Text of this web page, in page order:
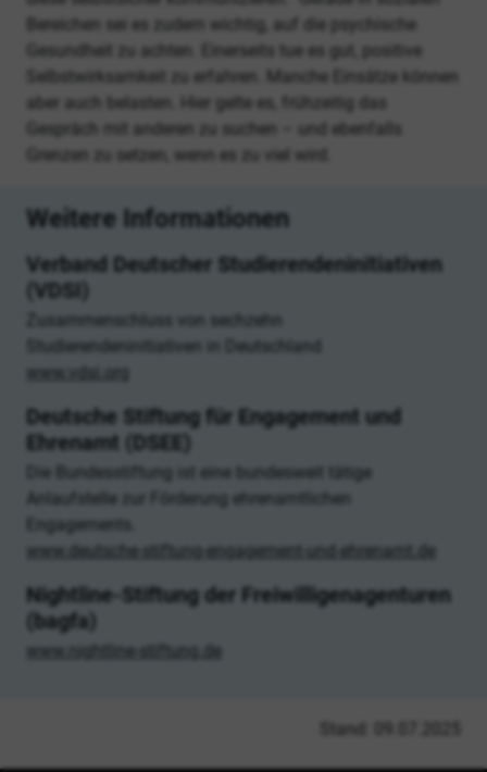
Bereichen sei es zudem wichtig, auf die psychische
Gesundheit zu achten. Einerseits tue es gut, positive
Selbstwirksamkeit zu erfahren. Manche Einsätze können
aber auch belasten. Hier gelte es, frühzeitig das
Gespräch mit anderen zu suchen – und ebenfalls
Grenzen zu setzen, wenn es zu viel wird.
Weitere Informationen
Verband Deutscher Studierendeninitiativen
(VDSI)
Zusammenschluss von sechzehn
Studierendeninitiativen in Deutschland
www.vdsi.org
Deutsche Stiftung für Engagement und
Ehrenamt (DSEE)
Die Bundesstiftung ist eine bundesweit tätige
Anlaufstelle zur Förderung ehrenamtlichen
Engagements.
www.deutsche-stiftung-engagement-und-ehrenamt.de
Nightline-Stiftung der Freiwilligenagenturen
(bagfa)
www.nightline-stiftung.de
Stand: 09.07.2025